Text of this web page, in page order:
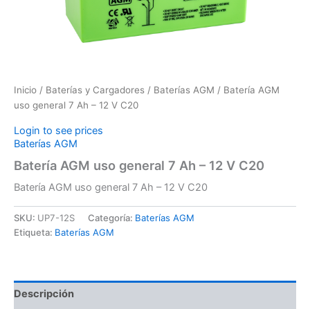
Inicio / Baterías y Cargadores / Baterías AGM / Batería AGM
uso general 7 Ah – 12 V C20
Login to see prices
Baterías AGM
Batería AGM uso general 7 Ah – 12 V C20
Batería AGM uso general 7 Ah – 12 V C20
SKU: UP7-12S Categoría: Baterías AGM
Etiqueta: Baterías AGM
Descripción